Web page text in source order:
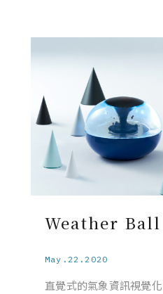
Weather Ball
May.22.2020
直覺式的氣象資訊視覺